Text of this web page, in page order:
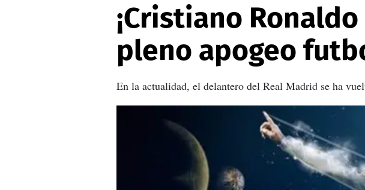
¡Cristiano
pleno apogeo
En la actualidad, el delantero del Real Madrid se ha